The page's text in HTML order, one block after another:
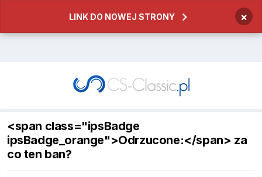
LINK DO NOWEJ STRONY ×
<span class="ipsBadge
ipsBadge_orange">Odrzucone:</span> za
co ten ban?